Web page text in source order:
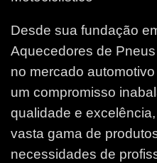
Desde sua fundação
Aquecedores de
no mercado
um compromisso
qualidade e
vasta gama de
necessidades de